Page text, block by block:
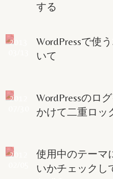
する
2013
WordPressで使
いて
2012
WordPressのロ
かけて二重ロッ
2012
使用中のテーマ
いかチェックし